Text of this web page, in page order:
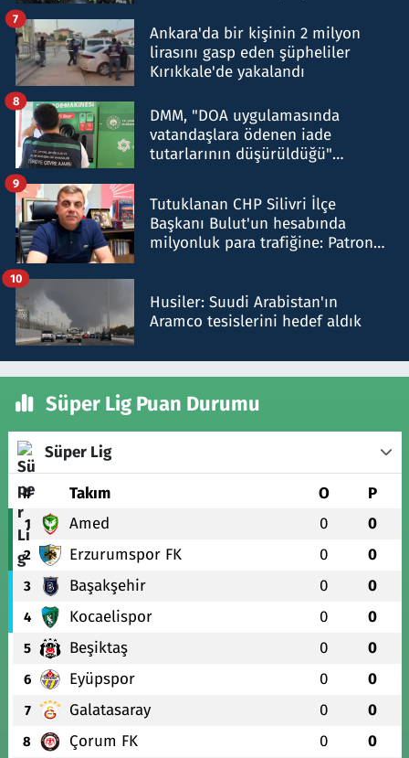
Ankara'da bir kişinin 2 milyon
lirasını gasp eden şüpheliler
Kırıkkale'de yakalandı
7
DMM, "DOA uygulamasında
vatandaşlara ödenen iade
tutarlarının düşürüldüğü"
8
Tutuklanan CHP Silivri İlçe
Başkanı Bulut'un hesabında
milyonluk para trafiğine: Patron
9
Husiler: Suudi Arabistan'ın
Aramco tesislerini hedef aldık
10
Süper Lig Puan Durumu
Süper Lig
# Takım O P
1 Amed 0 0
2 Erzurumspor FK 0 0
3 Başakşehir 0 0
4 Kocaelispor 0 0
5 Beşiktaş 0 0
6 Eyüpspor 0 0
7 Galatasaray 0 0
8 Çorum FK 0 0